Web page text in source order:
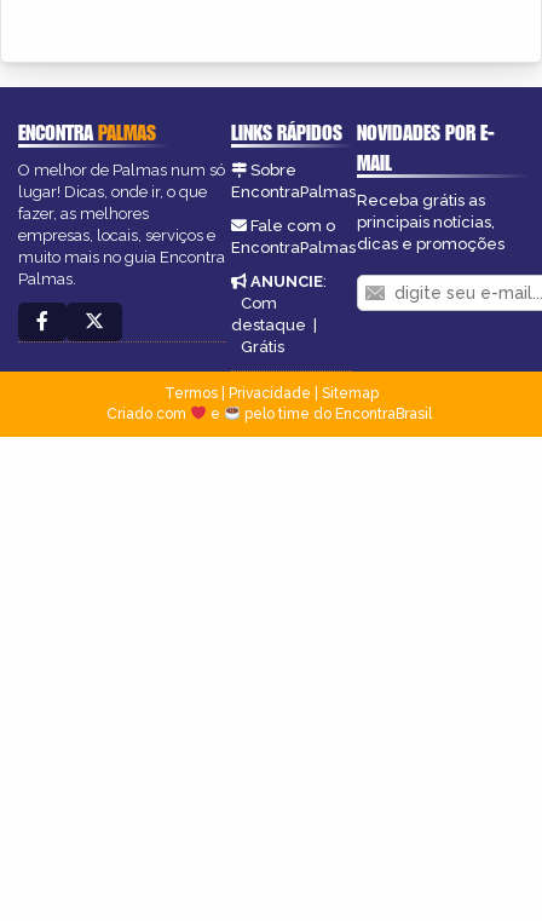
ENCONTRAPALMAS
O melhor de Palmas num só
lugar! Dicas, onde ir, o que
fazer, as melhores
empresas, locais, serviços e
muito mais no guia Encontra
Palmas.
LINKS RÁPIDOS
Sobre
EncontraPalmas
Fale com o
EncontraPalmas
ANUNCIE:
Com
destaque |
Grátis
NOVIDADES POR E-
MAIL
Receba grátis as
principais notícias,
dicas e promoções
Termos| Privacidade
Sitemap
Criado com
e pelo time do EncontraBrasil